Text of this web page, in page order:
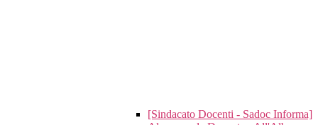
[Sindacato Docenti - Sadoc Informa]